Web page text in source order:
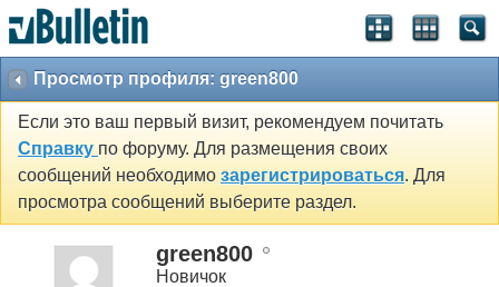
Просмотр профиля: green800
Если это ваш первый визит, рекомендуем почитать
Справку по форуму. Для размещения своих
сообщений необходимо зарегистрироваться. Для
просмотра сообщений выберите раздел.
green800
Новичок